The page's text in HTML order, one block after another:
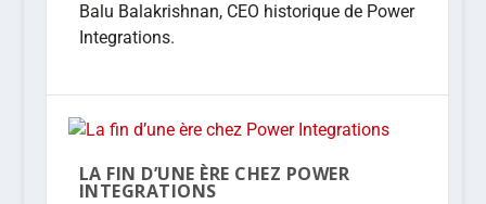
Balu Balakrishnan, CEO historique de Power
Integrations.
LA FIN D’UNE ÈRE CHEZ POWER
INTEGRATIONS